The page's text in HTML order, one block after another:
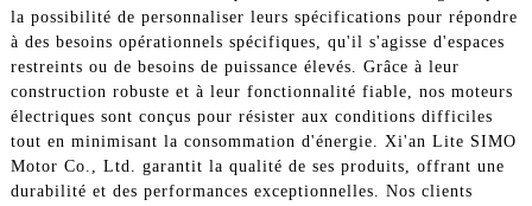
la possibilité de personnaliser leurs spécifications pour répondre
à des besoins opérationnels spécifiques, qu'il s'agisse d'espaces
restreints ou de besoins de puissance élevés. Grâce à leur
construction robuste et à leur fonctionnalité fiable, nos moteurs
électriques sont conçus pour résister aux conditions difficiles
tout en minimisant la consommation d'énergie. Xi'an Lite SIMO
Motor Co., Ltd. garantit la qualité de ses produits, offrant une
durabilité et des performances exceptionnelles. Nos clients